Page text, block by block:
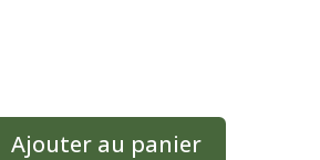
Ajouter au panier